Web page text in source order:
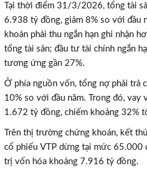
Tại thời điểm 31/3/2026, tổng tài
6.938 tỷ đồng, giảm 8% so với đầu
khoản phải thu ngắn hạn ghi nhận
tổng tài sản; đầu tư tài chính ngắn
tương ứng gần 27%.
Ở phía nguồn vốn, tổng nợ phải trả
10% so với đầu năm. Trong đó, vay
1.672 tỷ đồng, chiếm khoảng 32%
Trên thị trường chứng khoán, kết
cổ phiếu VTP dừng tại mức 65.000
trị vốn hóa khoảng 7.916 tỷ đồng.